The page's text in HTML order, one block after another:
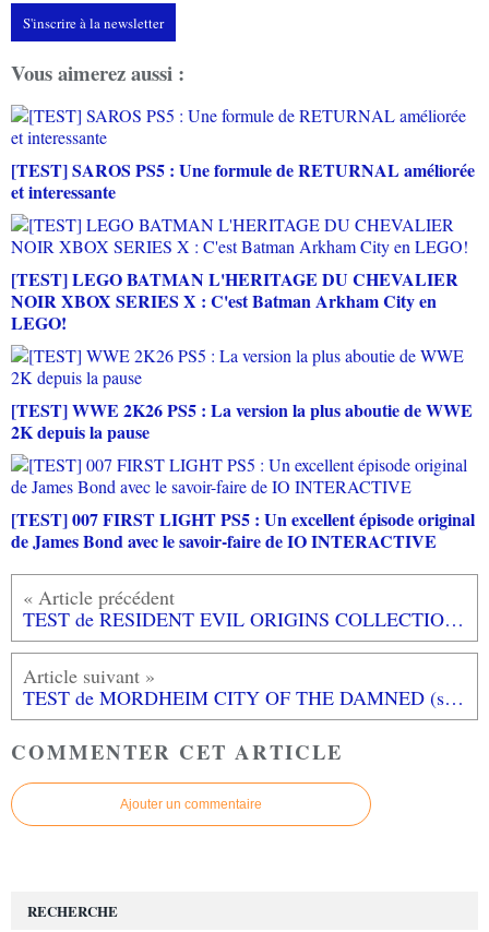
S'inscrire à la newsletter
Vous aimerez aussi :
[TEST] SAROS PS5 : Une formule de RETURNAL améliorée
et interessante
[TEST] LEGO BATMAN L'HERITAGE DU CHEVALIER
NOIR XBOX SERIES X : C'est Batman Arkham City en
LEGO!
[TEST] WWE 2K26 PS5 : La version la plus aboutie de WWE
2K depuis la pause
[TEST] 007 FIRST LIGHT PS5 : Un excellent épisode original
de James Bond avec le savoir-faire de IO INTERACTIVE
TEST de RESIDENT EVIL ORIGINS COLLECTION (sur PS4): replongeon dans l'horreur...
TEST de MORDHEIM CITY OF THE DAMNED (sur PC): pour les hardcore gameurs...
COMMENTER CET ARTICLE
Ajouter un commentaire
RECHERCHE